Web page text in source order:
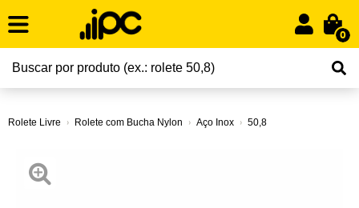
0
Rolete Livre Rolete com Bucha Nylon Aço Inox 50,8